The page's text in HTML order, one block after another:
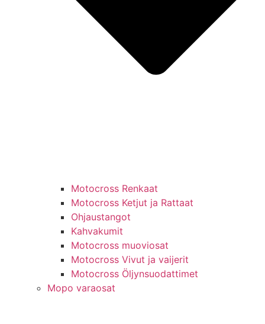
Motocross Renkaat
Motocross Ketjut ja Rattaat
Ohjaustangot
Kahvakumit
Motocross muoviosat
Motocross Vivut ja vaijerit
Motocross Öljynsuodattimet
Mopo varaosat